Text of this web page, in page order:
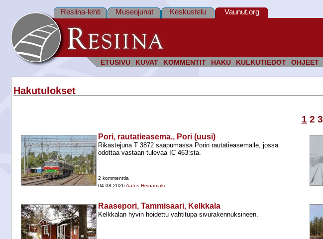
ETUSIVU KUVAT KOMMENTIT HAKU KULKUTIEDOT OHJEET
Resiina-lehti Museojunat Keskustelu Vaunut.org
Hakutulokset
1 2 3
Pori, rautatieasema., Pori (uusi)
Rikastejuna T 3872 saapumassa Porin rautatieasemalle, jossa
odottaa vastaan tulevaa IC 463:sta.
2 kommenttia
04.08.2026 Aatos Heinämäki
Raasepori, Tammisaari, Kelkkala
Kelkkalan hyvin hoidettu vahtitupa sivurakennuksineen.